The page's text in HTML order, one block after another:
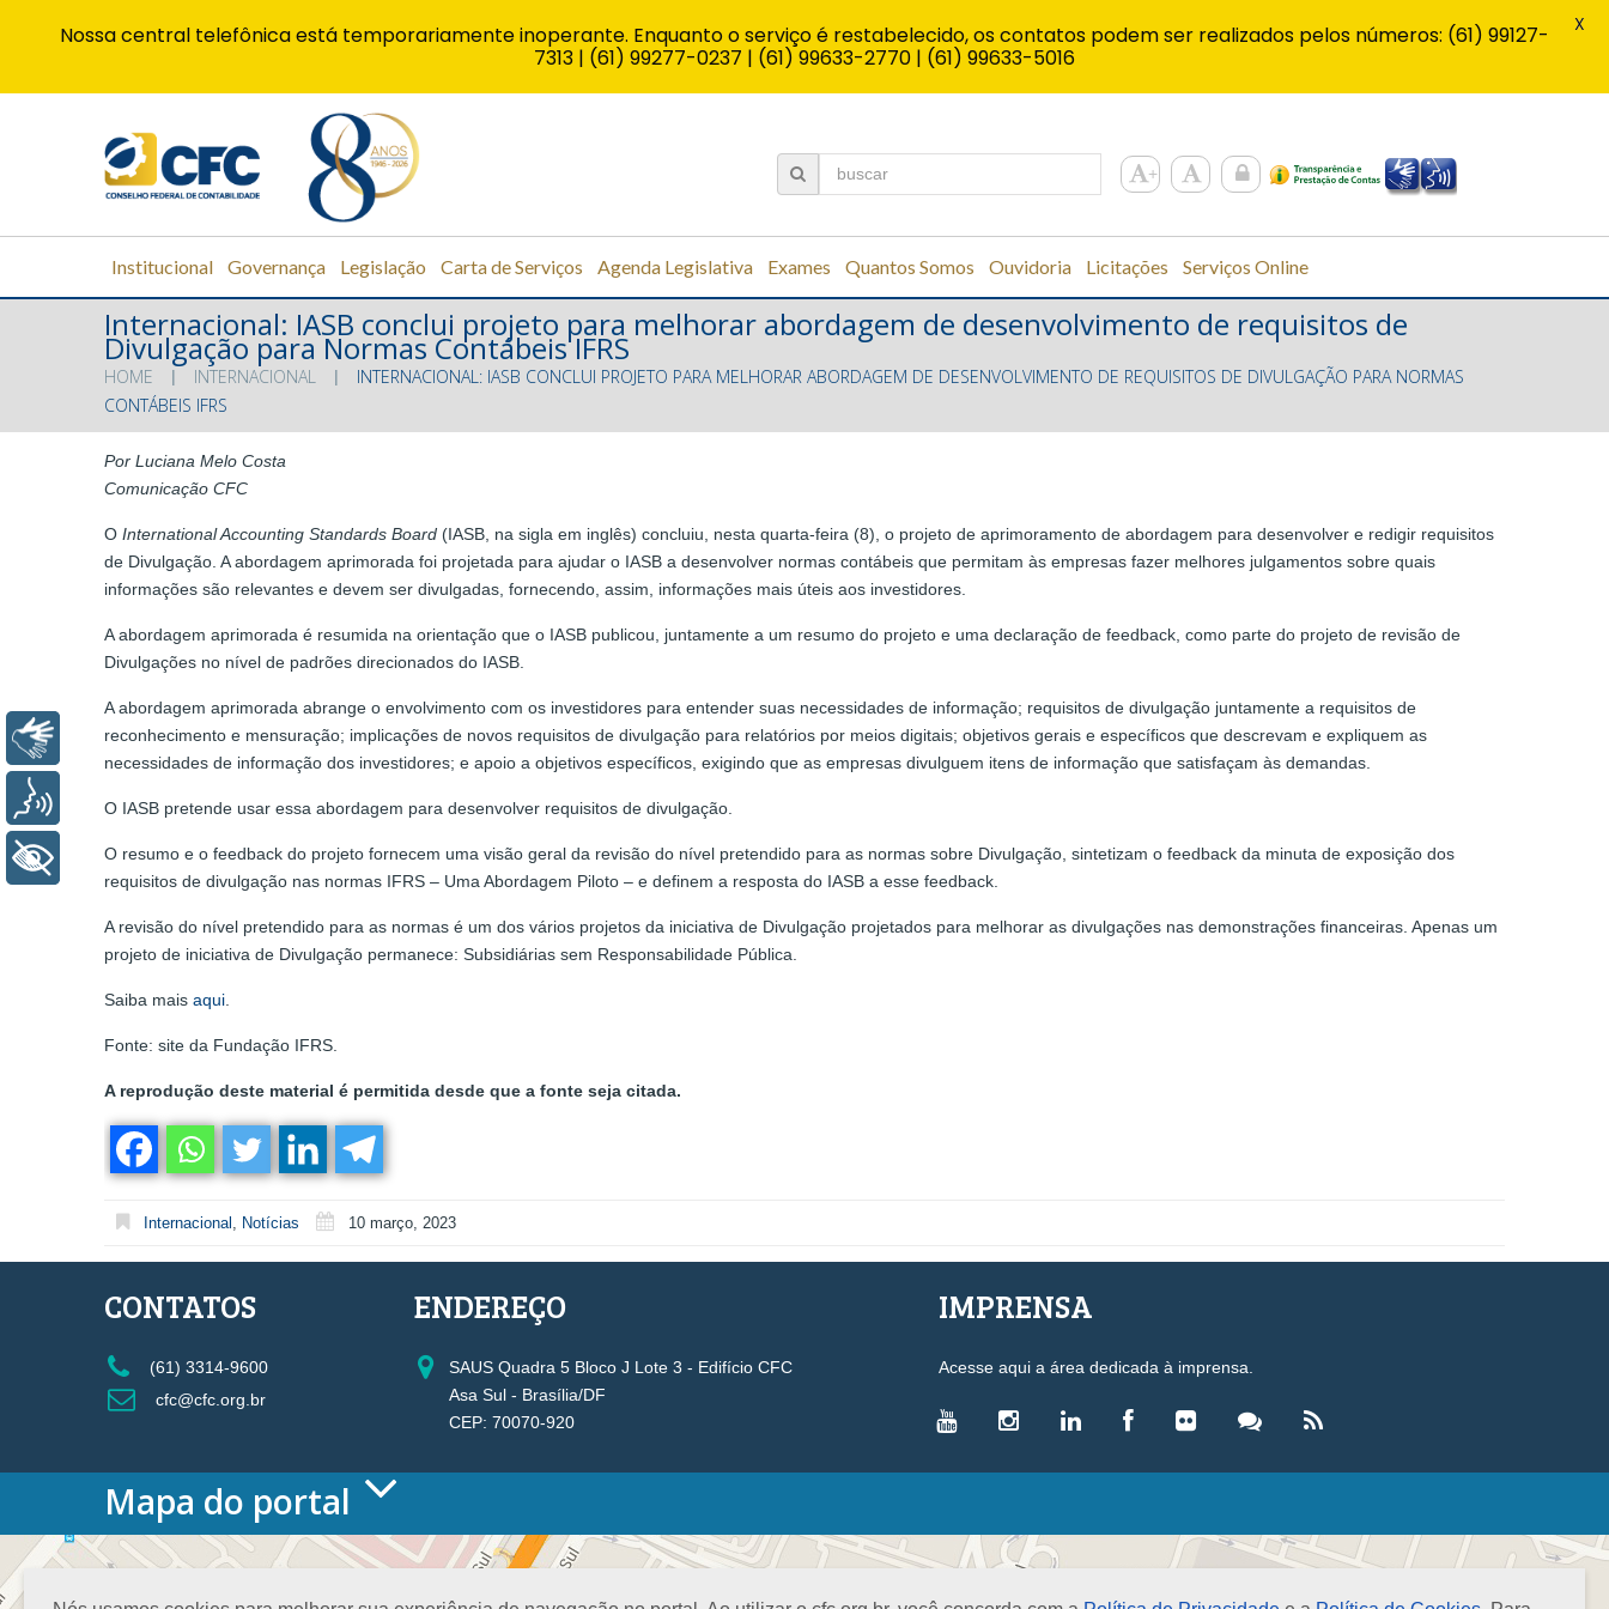
Institucional Governança Legislação Carta de Serviços Agenda Legislativa Exames Quantos Somos Ouvidoria Licitações Serviços Online
Internacional: IASB conclui projeto para melhorar abordagem de desenvolvimento de requisitos de
Divulgação para Normas Contábeis IFRS
HOME INTERNACIONAL
INTERNACIONAL: IASB CONCLUI PROJETO PARA MELHORAR ABORDAGEM DE DESENVOLVIMENTO DE REQUISITOS DE DIVULGAÇÃO PARA NORMAS
CONTÁBEIS IFRS
Por Luciana Melo Costa
Comunicação CFC
O International Accounting Standards Board (IASB, na sigla em inglês) concluiu, nesta quarta-feira (8), o projeto de aprimoramento de abordagem para desenvolver e redigir requisitos
de Divulgação. A abordagem aprimorada foi projetada para ajudar o IASB a desenvolver normas contábeis que permitam às empresas fazer melhores julgamentos sobre quais
informações são relevantes e devem ser divulgadas, fornecendo, assim, informações mais úteis aos investidores.
A abordagem aprimorada é resumida na orientação que o IASB publicou, juntamente a um resumo do projeto e uma declaração de feedback, como parte do projeto de revisão de
Divulgações no nível de padrões direcionados do IASB.
A abordagem aprimorada abrange o envolvimento com os investidores para entender suas necessidades de informação; requisitos de divulgação juntamente a requisitos de
reconhecimento e mensuração; implicações de novos requisitos de divulgação para relatórios por meios digitais; objetivos gerais e específicos que descrevam e expliquem as
necessidades de informação dos investidores; e apoio a objetivos específicos, exigindo que as empresas divulguem itens de informação que satisfaçam às demandas.
O IASB pretende usar essa abordagem para desenvolver requisitos de divulgação.
O resumo e o feedback do projeto fornecem uma visão geral da revisão do nível pretendido para as normas sobre Divulgação, sintetizam o feedback da minuta de exposição dos
requisitos de divulgação nas normas IFRS – Uma Abordagem Piloto – e definem a resposta do IASB a esse feedback.
A revisão do nível pretendido para as normas é um dos vários projetos da iniciativa de Divulgação projetados para melhorar as divulgações nas demonstrações financeiras. Apenas um
projeto de iniciativa de Divulgação permanece: Subsidiárias sem Responsabilidade Pública.
Saiba mais aqui.
Fonte: site da Fundação IFRS.
A reprodução deste material é permitida desde que a fonte seja citada.
Internacional , Notícias 10 março, 2023
CONTATOS
(61) 3314-9600
cfc@cfc.org.br
ENDEREÇO
SAUS Quadra 5 Bloco J Lote 3 - Edifício CFC
Asa Sul - Brasília/DF
CEP: 70070-920
IMPRENSA
Acesse aqui a área dedicada à imprensa.
Mapa do portal
HOME
O CONSELHO
Conselho Diretor
VICE-PRESIDÊNCIAS
Administrativa
Controle Interno
LEGISLAÇÃO
Leis
Decretos-Lei
Nossa central telefônica está temporariamente inoperante. Enquanto o serviço é restabelecido, os contatos podem ser realizados pelos números: (61) 99127-
7313 | (61) 99277-0237 | (61) 99633-2770 | (61) 99633-5016
X
Libras
Voz
+ Acessibilidade